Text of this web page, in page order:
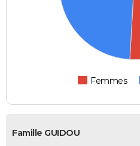
Femmes
Famille GUIDOU